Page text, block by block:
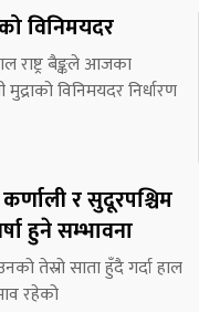
विनिमयदर
राष्ट्र बैङ्कले आजका
विनिमयदर निर्धारण
र सुदूरपश्चिम
हुने सम्भावना
तेस्रो साता हुँदै गर्दा हाल
रहेको